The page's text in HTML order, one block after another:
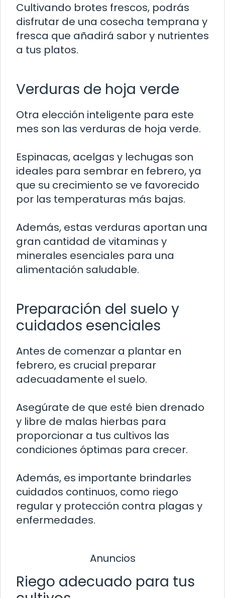
Cultivando brotes frescos, podrás
disfrutar de una cosecha temprana y
fresca que añadirá sabor y nutrientes
a tus platos.
Verduras de hoja verde
Otra elección inteligente para este
mes son las verduras de hoja verde.
Espinacas, acelgas y lechugas son
ideales para sembrar en febrero, ya
que su crecimiento se ve favorecido
por las temperaturas más bajas.
Además, estas verduras aportan una
gran cantidad de vitaminas y
minerales esenciales para una
alimentación saludable.
Preparación del suelo y
cuidados esenciales
Antes de comenzar a plantar en
febrero, es crucial preparar
adecuadamente el suelo.
Asegúrate de que esté bien drenado
y libre de malas hierbas para
proporcionar a tus cultivos las
condiciones óptimas para crecer.
Además, es importante brindarles
cuidados continuos, como riego
regular y protección contra plagas y
enfermedades.
Anuncios
Riego adecuado para tus